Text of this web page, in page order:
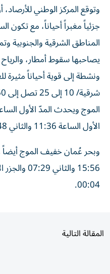
وتوقع المركز الوطني
جزئياً مغبراً أحياناً، مع
المناطق الشرقية والجنوبية
يصاحبها سقوط أمطار،
ونشطة إلى قوية أحياناً مثيرة
الأول الساعة 11:36 والثاني 04:48.
وبحر عُمان خفيف الموج أيضاً
00:04.
المقالة التالية